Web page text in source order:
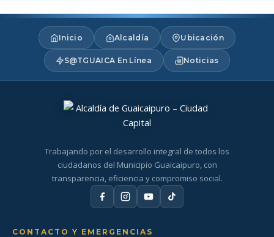
Inicio Alcaldía Ubicación
S@TGUAICA En Línea Noticias
Trabajando por el desarrollo integral de todos los
ciudadanos del Municipio Guaicaipuro, con
transparencia, eficiencia y compromiso social.
CONTACTO Y EMERGENCIAS